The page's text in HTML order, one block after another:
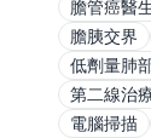
膽管癌醫
膽胰交界
低劑量肺
第二線治
電腦掃描